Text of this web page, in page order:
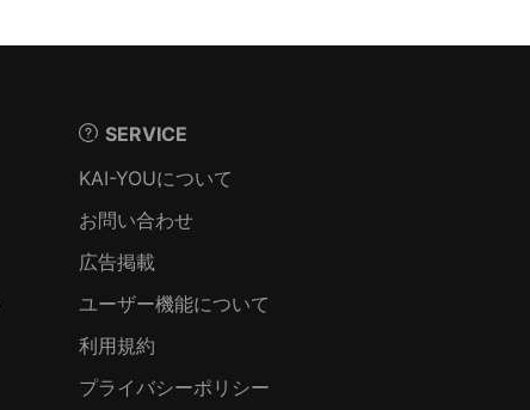
SERVICE
KAI-YOUについて
お問い合わせ
広告掲載
ユーザー機能について
利用規約
プライバシーポリシー